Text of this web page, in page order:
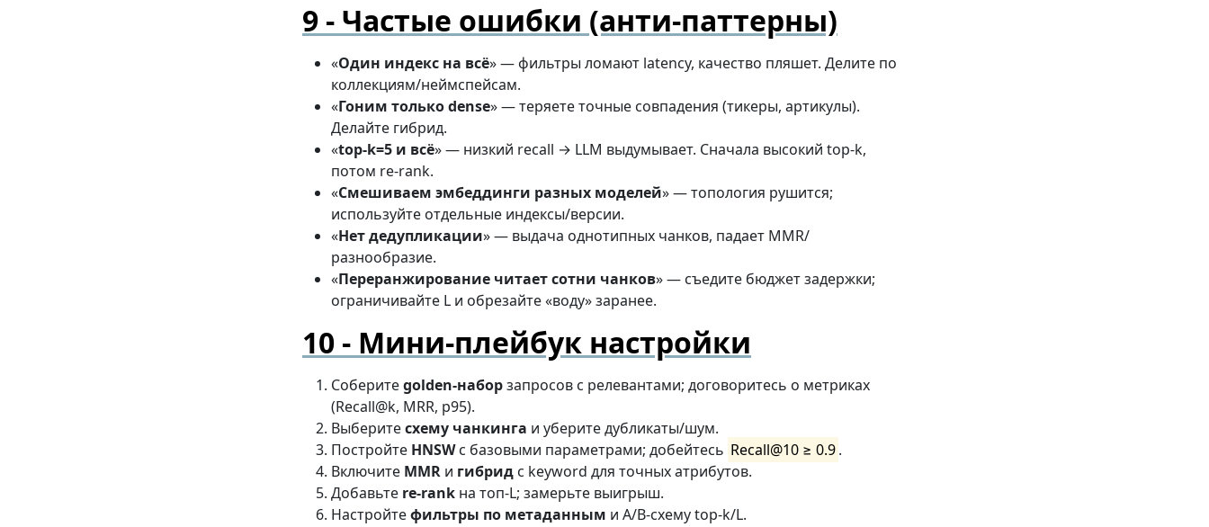
Частые ошибки (анти-паттерны)
«Один индекс на всё» — фильтры ломают latency, качество пляшет. Делите по
коллекциям/неймспейсам.
«Гоним только dense» — теряете точные совпадения (тикеры, артикулы).
Делайте гибрид.
«top-k=5 и всё» — низкий recall → LLM выдумывает. Сначала высокий top-k,
потом re-rank.
«Смешиваем эмбеддинги разных моделей» — топология рушится;
используйте отдельные индексы/версии.
«Нет дедупликации» — выдача однотипных чанков, падает MMR/
разнообразие.
«Переранжирование читает сотни чанков» — съедите бюджет задержки;
ограничивайте L и обрезайте «воду» заранее.
Мини-плейбук настройки
Соберитеgolden-наборзапросов с релевантами; договоритесь о метриках
(Recall@k, MRR, p95).
Выберитесхему чанкинга и уберите дубликаты/шум.
Постройте HNSWс базовыми параметрами; добейтесь Recall@10 ≥ 0.9.
Включите MMR и гибрид с keyword для точных атрибутов.
Добавьте re-rank на топ-L; замерьте выигрыш.
Настройтефильтры по метаданным и A/B-схему top-k/L.